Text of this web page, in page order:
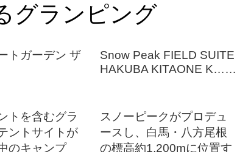
グランピング
トガーデン ザ
トを含むグラ
ントサイトが
のキャンプ
Snow Peak FIELD SUITE
HAKUBA KITAONE K……
スノーピークがプロデュ
ースし、白馬・八方尾根
の標高約1,200mに位置す